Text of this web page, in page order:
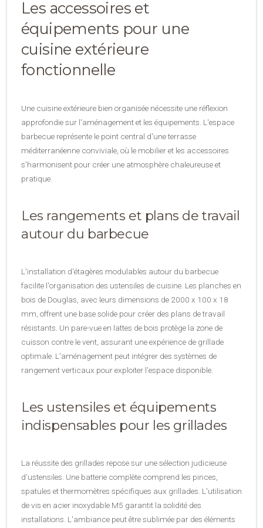
Les accessoires et
équipements pour une
cuisine extérieure
fonctionnelle
Une cuisine extérieure bien organisée nécessite une réflexion
approfondie sur l'aménagement et les équipements. L'espace
barbecue représente le point central d'une terrasse
méditerranéenne conviviale, où le mobilier et les accessoires
s'harmonisent pour créer une atmosphère chaleureuse et
pratique.
Les rangements et plans de travail
autour du barbecue
L'installation d'étagères modulables autour du barbecue
facilite l'organisation des ustensiles de cuisine. Les planches en
bois de Douglas, avec leurs dimensions de 2000 x 100 x 18
mm, offrent une base solide pour créer des plans de travail
résistants. Un pare-vue en lattes de bois protège la zone de
cuisson contre le vent, assurant une expérience de grillade
optimale. L'aménagement peut intégrer des systèmes de
rangement verticaux pour exploiter l'espace disponible.
Les ustensiles et équipements
indispensables pour les grillades
La réussite des grillades repose sur une sélection judicieuse
d'ustensiles. Une batterie complète comprend les pinces,
spatules et thermomètres spécifiques aux grillades. L'utilisation
de vis en acier inoxydable M5 garantit la solidité des
installations. L'ambiance peut être sublimée par des éléments